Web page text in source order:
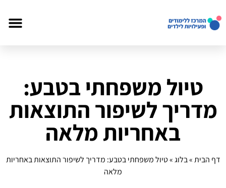
טיול משפחתי בטבע:
מדריך לשיפור התוצאות
באחריות מלאה
דף הבית»בלוג»טיול משפחתי בטבע: מדריך לשיפור התוצאות באחריות
מלאה